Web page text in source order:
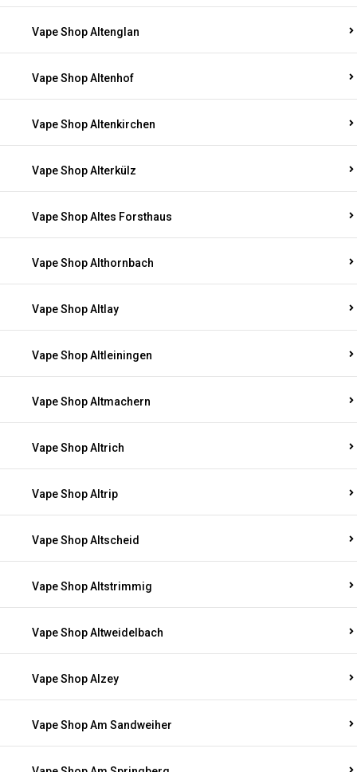
Vape Shop Altenglan
Vape Shop Altenhof
Vape Shop Altenkirchen
Vape Shop Alterkülz
Vape Shop Altes Forsthaus
Vape Shop Althornbach
Vape Shop Altlay
Vape Shop Altleiningen
Vape Shop Altmachern
Vape Shop Altrich
Vape Shop Altrip
Vape Shop Altscheid
Vape Shop Altstrimmig
Vape Shop Altweidelbach
Vape Shop Alzey
Vape Shop Am Sandweiher